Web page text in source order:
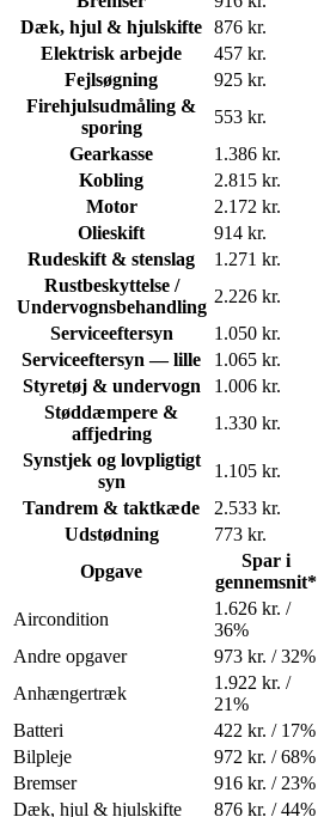
Dæk, hjul & hjulskifte 876 kr.
Elektrisk arbejde
457 kr.
Fejlsøgning
925 kr.
Firehjulsudmåling &
sporing
553 kr.
Gearkasse
1.386 kr.
Kobling
2.815 kr.
Motor
2.172 kr.
Olieskift
914 kr.
Rudeskift & stenslag
1.271 kr.
Rustbeskyttelse /
Undervognsbehandling
2.226 kr.
Serviceeftersyn
1.050 kr.
Serviceeftersyn — lille
1.065 kr.
Styretøj & undervogn
1.006 kr.
Støddæmpere &
affjedring
1.330 kr.
Synstjek og lovpligtigt
syn
1.105 kr.
Tandrem & taktkæde
2.533 kr.
Udstødning
773 kr.
Opgave
Spar i
gennemsnit*
Aircondition
1.626 kr. /
36%
Andre opgaver 973 kr. / 32%
Anhængertræk
1.922 kr. /
21%
Batteri 422 kr. / 17%
Bilpleje 972 kr. / 68%
Bremser 916 kr. / 23%
Dæk, hjul & hjulskifte 876 kr. / 44%